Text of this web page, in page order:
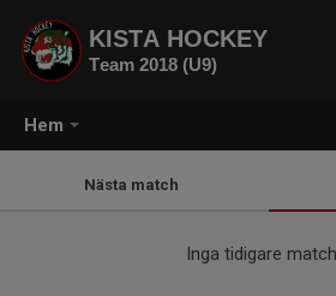
Hem
KISTA HOCKEY
Team 2018 (U9)
Nästa match
Inga tidigare